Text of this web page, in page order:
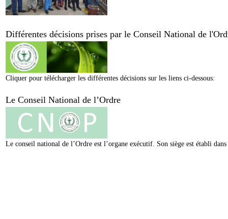
Différentes décisions prises par le Conseil National de
Cliquer pour télécharger les différentes décisions sur les liens ci-dessous:
Le Conseil National de l’Ordre
Le conseil national de l’Ordre est l’organe exécutif. Son siège est établi